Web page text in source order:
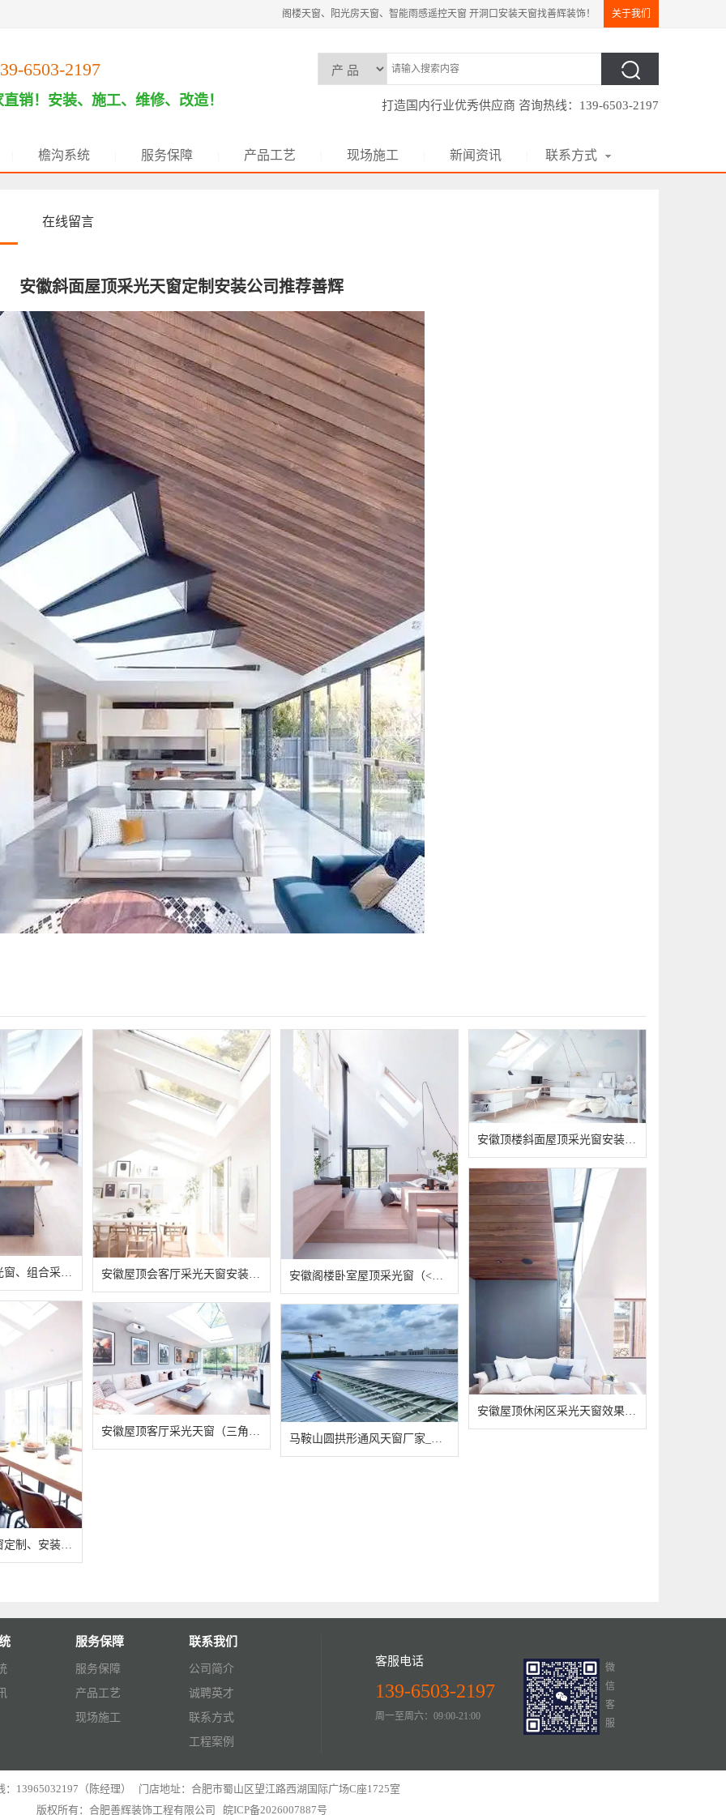
阁楼天窗、阳光房天窗、智能雨感遥控天窗 开洞口安装天窗找善辉装饰！ 关于我们
6503-2197
销！安装、施工、维修、改造！ 打造国内行业优秀供应商 咨询热线：139-6503-2197
檐沟系统 服务保障 产品工艺 现场施工 新闻资讯 联系方式
在线留言
安徽斜面屋顶采光天窗定制安装公司推荐善辉
安徽阁楼卧室屋顶采光窗（<・与月光同在)))）
安徽顶楼斜面屋顶采光窗安装咨询电话（善辉）
安徽屋顶休闲区采光天窗效果图_139-6503-2197为您服务
安徽餐厅采光天窗定制、安装公司_咨询热线：139-6503-2197
马鞍山圆拱形通风天窗厂家_合肥天窗制造工厂_电话：139-6503-2197
服务保障
服务保障
产品工艺
现场施工
联系我们
公司简介
诚聘英才
联系方式
工程案例
客服电话
139-6503-2197
周一至周六：09:00-21:00
微
信
客
服
：13965032197（陈经理） 门店地址：合肥市蜀山区望江路西湖国际广场C座1725室
版权所有：合肥善辉装饰工程有限公司 皖ICP备2026007887号